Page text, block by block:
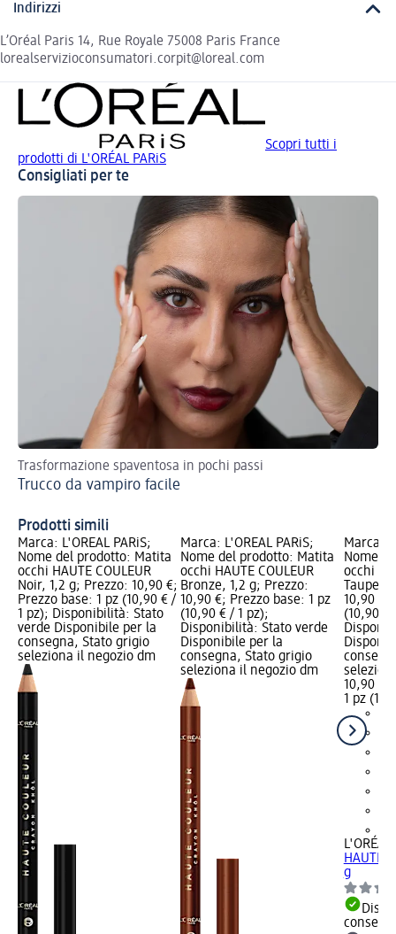
Indirizzi
L’Oréal Paris 14, Rue Royale 75008 Paris France
lorealservizioconsumatori.corpit@loreal.com
Scopri tutti i
prodotti di L'ORÉAL PARiS
Consigliati per te
Trasformazione spaventosa in pochi passi
Trucco da vampiro facile
Prodotti simili
Marca: L'ORÉAL PARiS;
Nome del prodotto: Matita
occhi HAUTE COULEUR
Noir, 1,2 g; Prezzo: 10,90 €;
Prezzo base: 1 pz (10,90 € /
1 pz); Disponibilità: Stato
verde Disponibile per la
consegna, Stato grigio
seleziona il negozio dm
Marca: L'ORÉAL PARiS;
Nome del prodotto: Matita
occhi HAUTE COULEUR
Bronze, 1,2 g; Prezzo:
10,90 €; Prezzo base: 1 pz
(10,90 € / 1 pz);
Disponibilità: Stato verde
Disponibile per la
consegna, Stato grigio
seleziona il negozio dm
Marca:
Nome
occhi
Taupe,
10,90 €;
(10,90 €
10,90 €
1 pz
L'ORÉAL
HAUTE
g